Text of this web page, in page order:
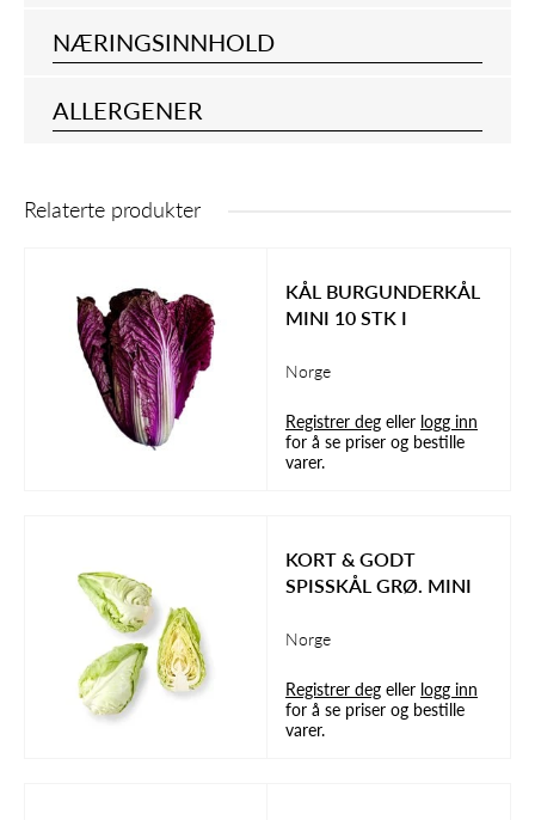
NÆRINGSINNHOLD
ALLERGENER
Relaterte produkter
KÅL BURGUNDERKÅL
MINI 10 STK I
Norge
Registrer deg eller logg inn
for å se priser og bestille
varer.
KORT & GODT
SPISSKÅL GRØ. MINI
Norge
Registrer deg eller logg inn
for å se priser og bestille
varer.